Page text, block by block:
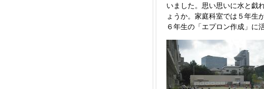
いました。思い思いに水と戯
ょうか。家庭科室では５年生
６年生の「エプロン作成」に